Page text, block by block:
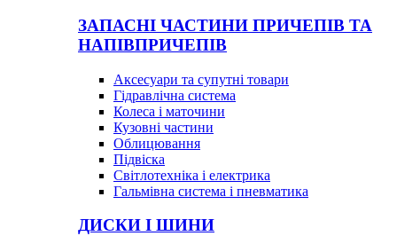
ЗАПАСНІ ЧАСТИНИ ПРИЧЕПІВ ТА
НАПІВПРИЧЕПІВ
Аксесуари та супутні товари
Гідравлічна система
Колеса і маточини
Кузовні частини
Облицювання
Підвіска
Світлотехніка і електрика
Гальмівна система і пневматика
ДИСКИ І ШИНИ